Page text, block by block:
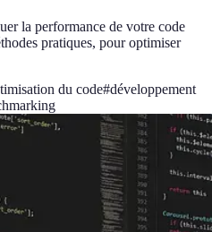
la performance de votre code
pratiques, pour optimiser
du code#développement